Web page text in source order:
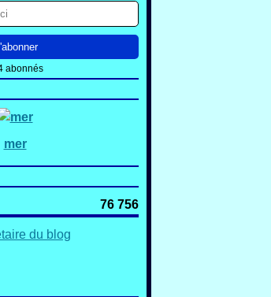
abonnés
mer
76 756
du blog